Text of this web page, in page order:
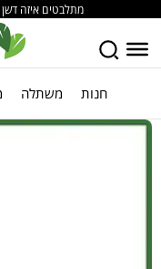
מתלבטים איזה
חנות משתלה